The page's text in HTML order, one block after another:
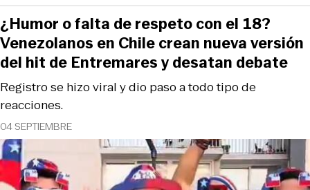
04 SEPTIEMBRE
Registro se hizo viral y dio paso a todo tipo de
reacciones.
¿Humor o falta de respeto con el 18?
Venezolanos en Chile crean nueva versión
del hit de Entremares y desatan debate